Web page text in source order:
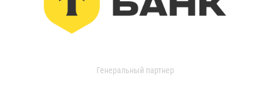
Генеральный партнер